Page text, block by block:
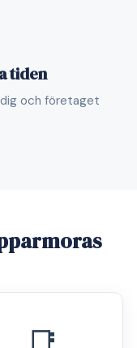
tiden
dig och företaget